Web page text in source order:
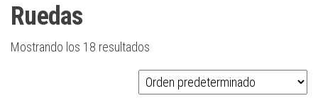
Ruedas
Mostrando los 18 resultados